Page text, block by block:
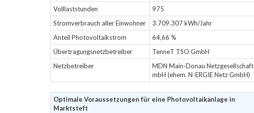
Volllaststunden
975
Stromverbrauch aller Einwohner
3.709.307 kWh/Jahr
Anteil Photovoltaikstrom
64,66 %
Übertragungsnetzbetreiber
TenneT TSO GmbH
Netzbetreiber
MDN Main-Donau Netzgesellschaft
mbH (ehem. N-ERGIE Netz GmbH)
Optimale Voraussetzungen für eine Photovoltaikanlage in
Marktsteft